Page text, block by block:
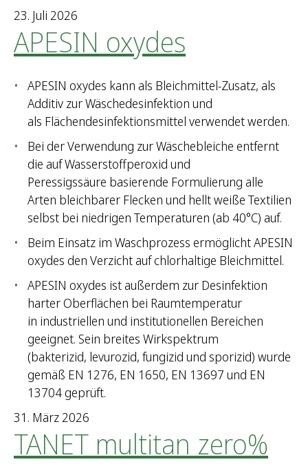
23. Juli 2026
APESIN oxydes
APESIN oxydes kann als Bleichmittel-Zusatz, als
Additiv zur Wäschedesinfektion und
als Flächendesinfektionsmittel verwendet werden.
Bei der Verwendung zur Wäschebleiche entfernt
die auf Wasserstoffperoxid und
Peressigssäure basierende Formulierung alle
Arten bleichbarer Flecken und hellt weiße Textilien
selbst bei niedrigen Temperaturen (ab 40°C) auf.
Beim Einsatz im Waschprozess ermöglicht APESIN
oxydes den Verzicht auf chlorhaltige Bleichmittel.
APESIN oxydes ist außerdem zur Desinfektion
harter Oberflächen bei Raumtemperatur
in industriellen und institutionellen Bereichen
geeignet. Sein breites Wirkspektrum
(bakterizid, levurozid, fungizid und sporizid) wurde
gemäß EN 1276, EN 1650, EN 13697 und EN
13704 geprüft.
31. März 2026
TANET multitan zero%